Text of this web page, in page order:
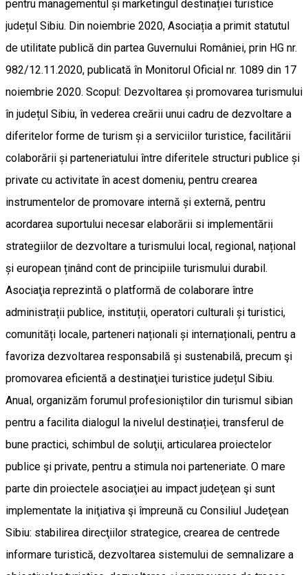
pentru managementul și marketingul destinației turistice
județul Sibiu. Din noiembrie 2020, Asociația a primit statutul
de utilitate publică din partea Guvernului României, prin HG nr.
982/12.11.2020, publicată în Monitorul Oficial nr. 1089 din 17
noiembrie 2020. Scopul: Dezvoltarea și promovarea turismului
în județul Sibiu, în vederea creării unui cadru de dezvoltare a
diferitelor forme de turism și a serviciilor turistice, facilitării
colaborării și parteneriatului între diferitele structuri publice și
private cu activitate în acest domeniu, pentru crearea
instrumentelor de promovare internă și externă, pentru
acordarea suportului necesar elaborării si implementării
strategiilor de dezvoltare a turismului local, regional, național
și european ținând cont de principiile turismului durabil.
Asociaţia reprezintă o platformă de colaborare între
administrații publice, instituții, operatori culturali și turistici,
comunități locale, parteneri naționali și internaționali, pentru a
favoriza dezvoltarea responsabilă și sustenabilă, precum şi
promovarea eficientă a destinaţiei turistice județul Sibiu.
Anual, organizăm forumul profesioniştilor din turismul sibian
pentru a facilita dialogul la nivelul destinației, transferul de
bune practici, schimbul de soluţii, articularea proiectelor
publice şi private, pentru a stimula noi parteneriate. O mare
parte din proiectele asociaţiei au impact judeţean şi sunt
implementate la iniţiativa şi împreună cu Consiliul Judeţean
Sibiu: stabilirea direcţiilor strategice, crearea de centrede
informare turistică, dezvoltarea sistemului de semnalizare a